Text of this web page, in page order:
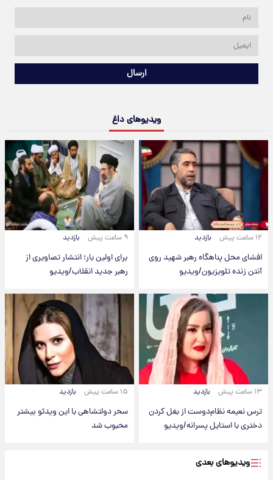
ارسال
ویدیوهای داغ
۱۲ ساعت پیش بازدید
افشای محل پناهگاه‌ رهبر شهید روی
آنتن زنده تلویزیون/ویدیو
۹ ساعت پیش بازدید
برای اولین بار؛ انتشار تصاویری از
رهبر جدید انقلاب/ویدیو
۱۳ ساعت پیش بازدید
ترس نعیمه نظام‌دوست از بغل کردن
دختری با استایل پسرانه/ویدیو
۱۵ ساعت پیش بازدید
سحر دولتشاهی با این ویدئو بیشتر
محبوب شد
ویدیوهای بعدی